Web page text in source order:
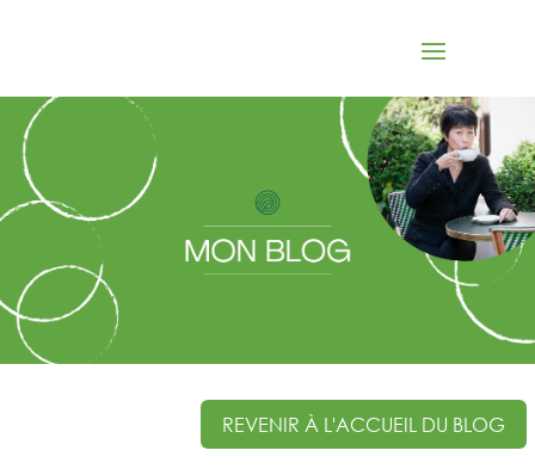
REVENIR À L'ACCUEIL DU BLOG